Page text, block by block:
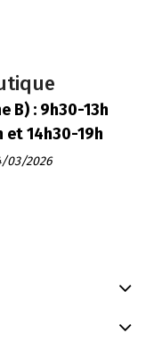
B) : 9h30-13h
et 14h30-19h
03/2026